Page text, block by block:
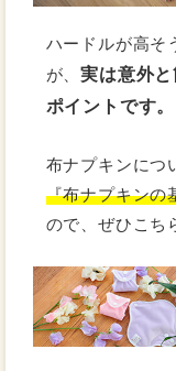
ハードルが高そ
が、実は意外
ポイントです。
布ナプキンにつ
『布ナプキンの
ので、ぜひこち